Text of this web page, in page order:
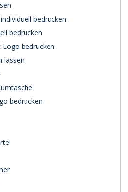
bedrucken
bedrucken
bedrucken
lassen
bedrucken